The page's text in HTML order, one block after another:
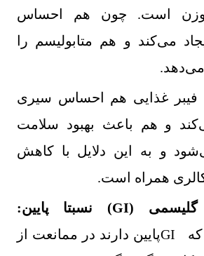
است. چون هم احساس
می‌کند و هم متابولیسم را
می‌دهد.
فیبر غذایی هم احساس سیری
و هم باعث بهبود سلامت
و به این دلایل با کاهش
همراه است.
(GI) نسبتا پایین:
GIپایین دارند در ممانعت از